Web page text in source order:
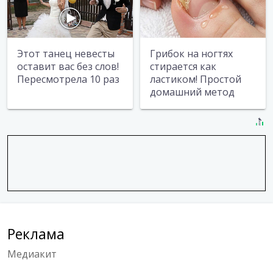
Этот танец невесты
оставит вас без слов!
Пересмотрела 10 раз
Грибок на ногтях
стирается как
ластиком! Простой
домашний метод
Реклама
Медиакит